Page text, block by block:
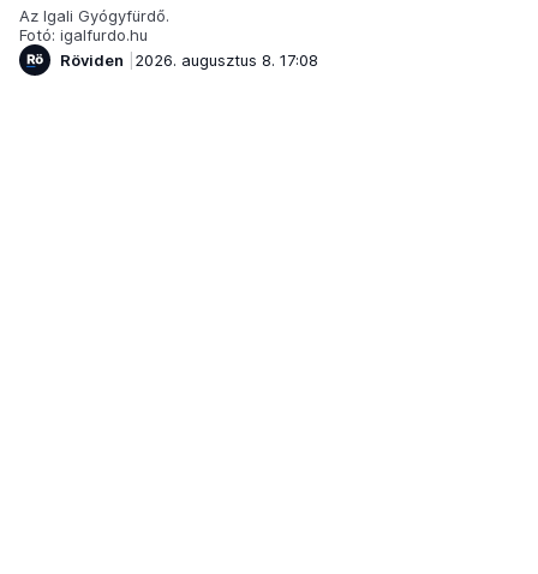
Az Igali Gyógyfürdő.
Fotó: igalfurdo.hu
Röviden
2026. augusztus 8. 17:08